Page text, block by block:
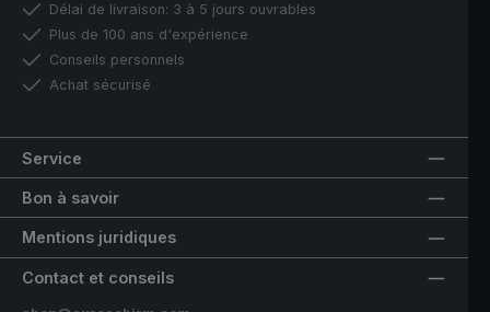
Délai de livraison: 3 à 5 jours ouvrables
Plus de 100 ans d'expérience
Conseils personnels
Achat sécurisé
Service
Bon à savoir
Mentions juridiques
Contact et conseils